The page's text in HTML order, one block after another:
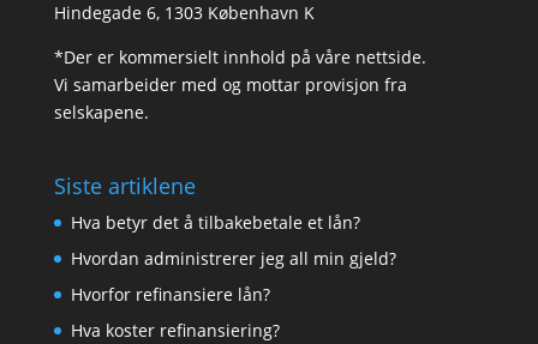
Hindegade 6, 1303 København K
*Der er kommersielt innhold på våre nettside.
Vi samarbeider med og mottar provisjon fra
selskapene.
Siste artiklene
Hva betyr det å tilbakebetale et lån?
Hvordan administrerer jeg all min gjeld?
Hvorfor refinansiere lån?
Hva koster refinansiering?